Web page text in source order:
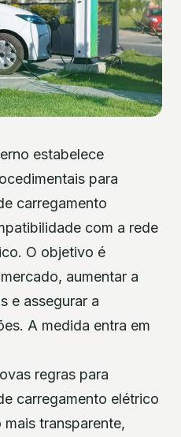
estabelece
para
carregamento
com a rede
O objetivo é
aumentar a
e assegurar a
A medida entra em
regras para
carregamento elétrico
transparente,